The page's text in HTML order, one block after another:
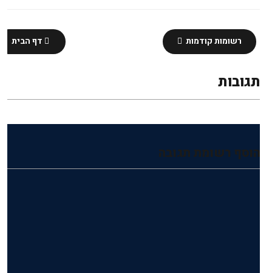
רשומות קודמות דף הבית
תגובות
הוסף רשומת תגובה